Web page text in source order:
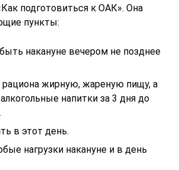
подготовиться к ОАК». Она
пункты:
накануне вечером не позднее
жирную, жареную пищу, а
напитки за 3 дня до
в этот день.
нагрузки накануне и в день